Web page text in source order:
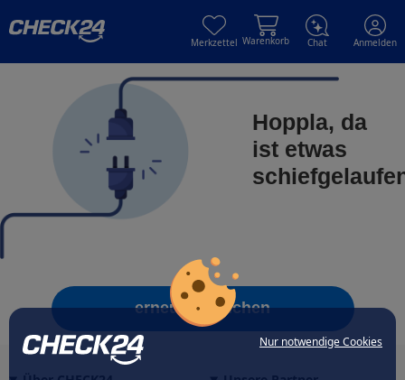
Nur notwendige Cookies
Merkzettel Warenkorb Chat Anmelden
Hoppla, da
ist etwas
erneut versuchen